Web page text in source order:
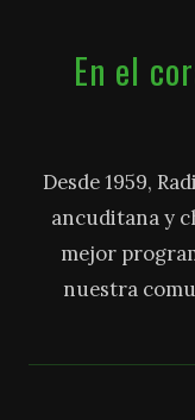
En el
Desde 1959,
ancuditana y
mejor
nuestra